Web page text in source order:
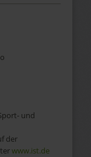
und
der
www.ist.de